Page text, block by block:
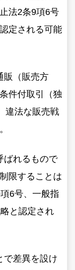
法2条9項6号
定される可能
販（販売方
件付取引（独
違法な販売戦
ばれるもので
限することは
6号、一般指
と認定され
で差異を設け